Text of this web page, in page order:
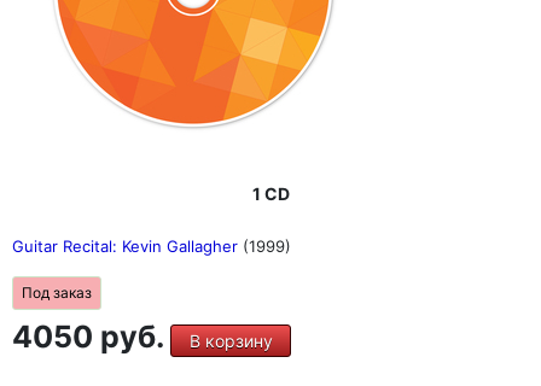
1 CD
Guitar Recital: Kevin Gallagher (1999)
Под заказ
4050 руб. В корзину